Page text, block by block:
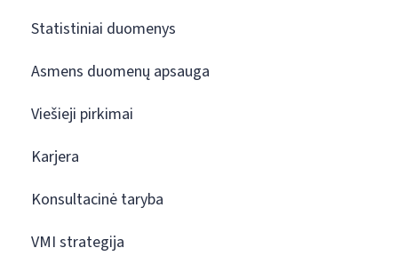
Statistiniai duomenys
Asmens duomenų apsauga
Viešieji pirkimai
Karjera
Konsultacinė taryba
VMI strategija